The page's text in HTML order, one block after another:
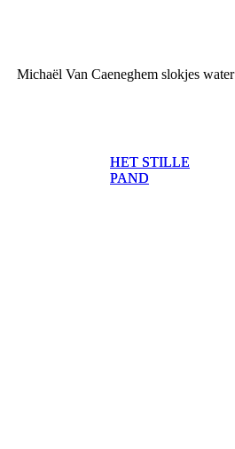
Michaël Van Caeneghem slokjes water
HET STILLE
PAND
HET STILLE
PAND